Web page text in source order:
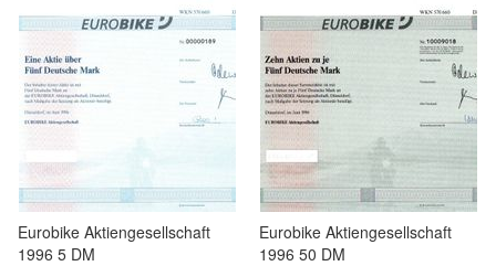
Eurobike Aktiengesellschaft
1996 5 DM
Eurobike Aktiengesellschaft
1996 50 DM